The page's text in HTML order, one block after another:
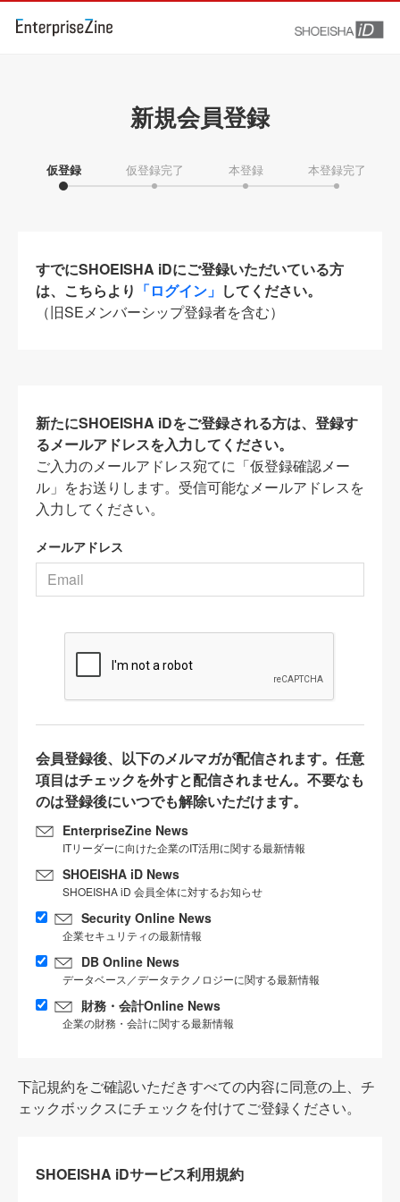
新規会員登録
仮登録 仮登録完了 本登録 本登録完了
すでにSHOEISHA iDにご登録いただいている方
は、こちらより 「ログイン」 してください。
（旧SEメンバーシップ登録者を含む）
新たにSHOEISHA iDをご登録される方は、登録す
るメールアドレスを入力してください。
ご入力のメールアドレス宛てに「仮登録確認メー
ル」をお送りします。受信可能なメールアドレスを
入力してください。
メールアドレス
会員登録後、以下のメルマガが配信されます。任意
項目はチェックを外すと配信されません。不要なも
のは登録後にいつでも解除いただけます。
EnterpriseZine News
ITリーダーに向けた企業のIT活用に関する最新情報
SHOEISHA iD News
SHOEISHA iD 会員全体に対するお知らせ
Security Online News
企業セキュリティの最新情報
DB Online News
データベース／データテクノロジーに関する最新情報
財務・会計Online News
企業の財務・会計に関する最新情報
下記規約をご確認いただきすべての内容に同意の上、チ
ェックボックスにチェックを付けてご登録ください。
SHOEISHA iDサービス利用規約